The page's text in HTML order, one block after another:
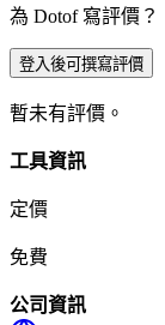
為 Dotof 寫評價？
登入後可撰寫評價
暫未有評價。
工具資訊
定價
免費
公司資訊